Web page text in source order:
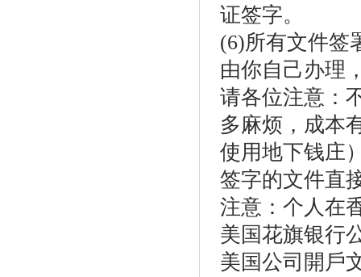
证签字。
(6)所有文件签
由你自己办理
请各位注意：
多麻烦，成本
使用地下钱庄
签字的文件直
注意：个人在
美国花旗银行
美国公司開戶